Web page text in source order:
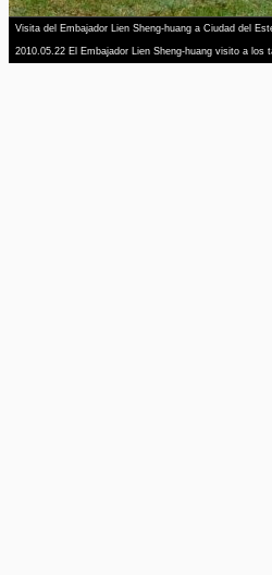
Visita del Embajador Lien Sheng-huang a Ciudad del
2010.05.22 El Embajador Lien Sheng-huang visito a los